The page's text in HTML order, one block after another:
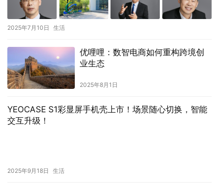
2025年7月10日 生活
优哩哩：数智电商如何重构跨境创
业生态
2025年8月1日
YEOCASE S1彩显屏手机壳上市！场景随心切换，智能
交互升级！
2025年9月18日 生活